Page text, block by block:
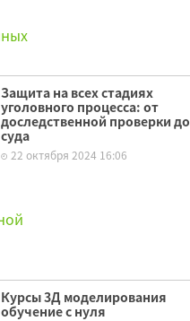
Защита на всех стадиях
уголовного процесса: от
доследственной проверки до
суда
22 октября 2024 16:06
Курсы 3Д моделирования
обучение с нуля